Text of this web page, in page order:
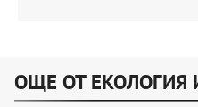
ОЩЕ ОТ ЕКОЛОГИЯ